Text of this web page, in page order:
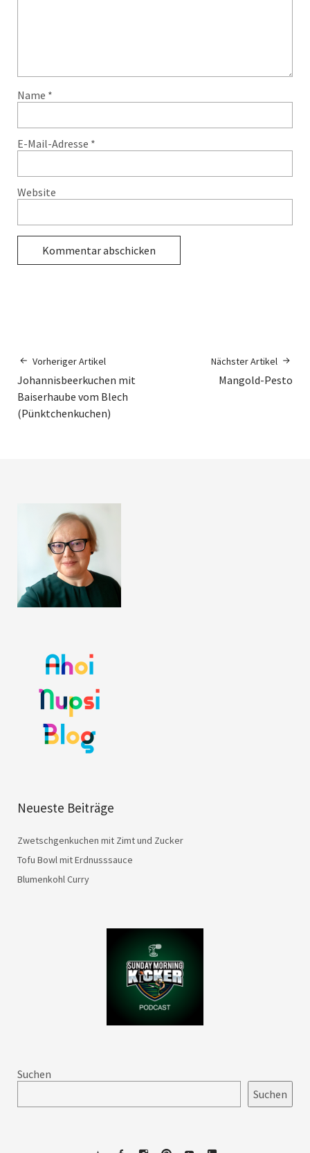
Name *
E-Mail-Adresse *
Website
Vorheriger Artikel
Johannisbeerkuchen mit
Baiserhaube vom Blech
(Pünktchenkuchen)
Nächster Artikel
Mangold-Pesto
Neueste Beiträge
Zwetschgenkuchen mit Zimt und Zucker
Tofu Bowl mit Erdnusssauce
Blumenkohl Curry
Suchen
Suchen